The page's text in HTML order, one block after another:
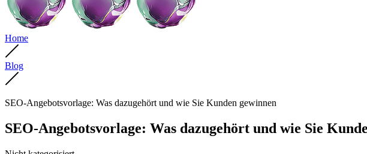
Home
Blog
SEO-Angebotsvorlage: Was dazugehört und wie Sie Kunden gewinnen
SEO-Angebotsvorlage: Was dazugehört und wie Sie